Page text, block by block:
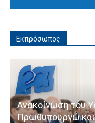
Εκπρόσωπος
Ανακοίνωση του
Πρωθυπουργώ και